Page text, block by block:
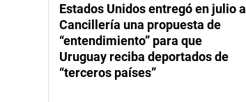
Estados Unidos entregó en julio a
Cancillería una propuesta de
“entendimiento” para que
Uruguay reciba deportados de
“terceros países”